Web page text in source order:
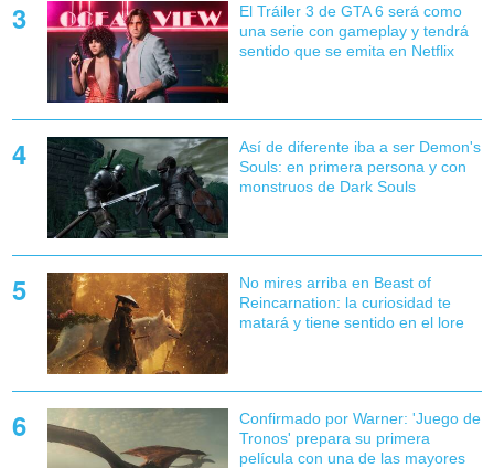
El Tráiler 3 de GTA 6 será como
una serie con gameplay y tendrá
sentido que se emita en Netflix
Así de diferente iba a ser Demon's
Souls: en primera persona y con
monstruos de Dark Souls
No mires arriba en Beast of
Reincarnation: la curiosidad te
matará y tiene sentido en el lore
Confirmado por Warner: 'Juego de
Tronos' prepara su primera
película con una de las mayores